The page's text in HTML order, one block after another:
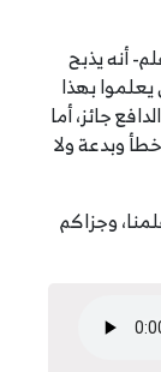
أنه يذبح
بهذا
جائز، أما
وبدعة ولا
وجزاكم